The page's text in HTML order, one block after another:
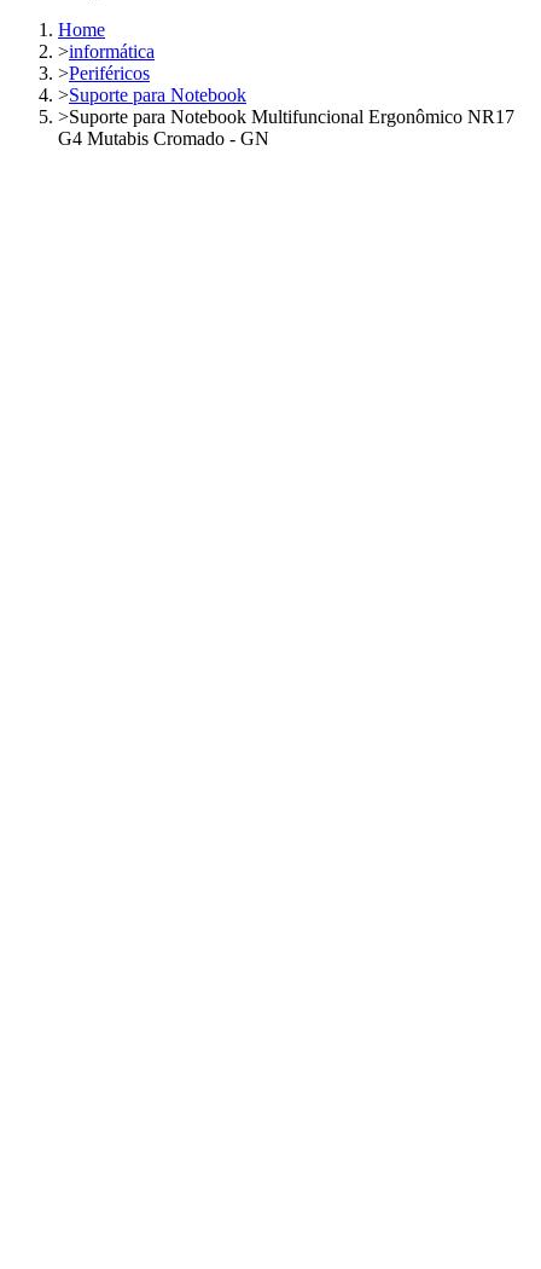
Home
>informática
>Periféricos
>Suporte para Notebook
>Suporte para Notebook Multifuncional Ergonômico NR17
G4 Mutabis Cromado - GN